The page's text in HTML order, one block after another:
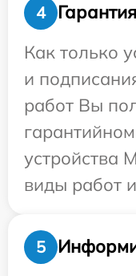
4
Гарантия
Как только
и
работ Вы
устройства
виды работ
5